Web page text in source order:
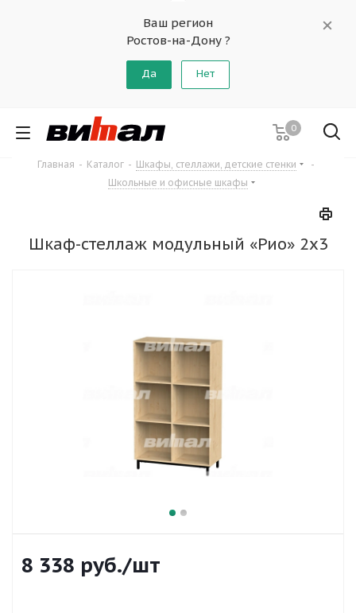
Ваш регион
Ростов-на-Дону ?
Да Нет
0
Главная - Каталог - Шкафы, стеллажи, детские стенки
-
Школьные и офисные шкафы
Шкаф-стеллаж модульный «Рио» 2х3
8 338 руб./шт